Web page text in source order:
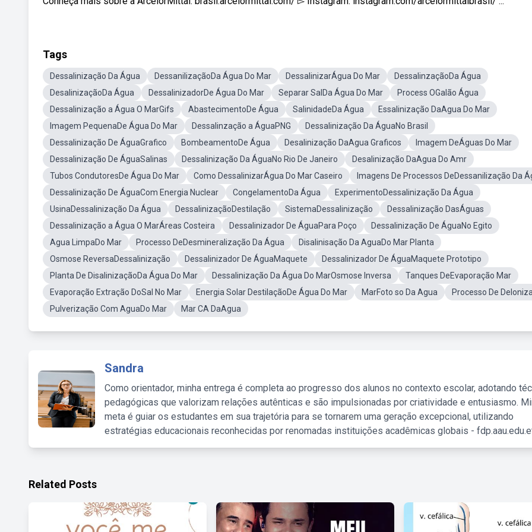
Tags
Dessalinização Da Água DessanilizaçãoDa Água Do Mar DessalinizarÁgua Do Mar
DessalinzaçãoDa Água
DesalinizaçãoDa Água
DessalinizadorDe Água Do Mar Separar SalDa Água Do Mar
Process OGalão Água
Dessalinização a Água O MarGifs
AbastecimentoDe Água SalinidadeDa Água
Essalinização DaAgua Do Mar
Imagem PequenaDe Água Do Mar
Dessalinzação a ÁguaPNG
Dessalinização Da ÁguaNo Brasil
Dessalinização De ÁguaGrafico
BombeamentoDe Água Desalinização DaAgua Graficos
Imagem DeÁguas Do Mar
Dessalinização De ÁguaSalinas
Dessalinização Da ÁguaNo Rio De Janeiro
Desalinização DaAgua Do Amr
Tubos CondutoresDe Água Do Mar
Como DessalinizarÁgua Do Mar Caseiro
Imagens De Processos DeDessanilização Da
Dessalinização De ÁguaCom Energia Nuclear
CongelamentoDa Água
ExperimentoDessalinização Da Água
UsinaDessalinização Da Água
DessalinizaçãoDestilação SistemaDessalinização
Dessalinização DasÁguas
Dessalinização a Água O MarÁreas Costeira
Dessalinizador De ÁguaPara Poço
Dessalinização De ÁguaNo Egito
Agua LimpaDo Mar
Processo DeDesmineralização Da Água
Disalinisação Da AguaDo Mar Planta
Osmose ReversaDessalinização
Dessalinizador De ÁguaMaquete
Dessalinizador De ÁguaMaquete Prototipo
Planta De DisalinizaçãoDa Água Do Mar
Dessalinização Da Água Do MarOsmose Inversa
Tanques DeEvaporação Mar
Evaporação Extração DoSal No Mar
Energia Solar DestilaçãoDe Água Do Mar MarFoto so Da Agua
Processo De
Pulverização Com AguaDo Mar
Mar CA DaAgua
Sandra
Como orientador, minha entrega é completa ao progresso dos alunos no contexto escolar, adotando
pedagógicas que valorizam relações autênticas e são impulsionadas por criatividade e entusiasmo.
meta é guiar os estudantes em sua trajetória para se tornarem uma geração excepcional, utilizando
estratégias educacionais reconhecidas por renomadas instituições acadêmicas globais -
Related Posts